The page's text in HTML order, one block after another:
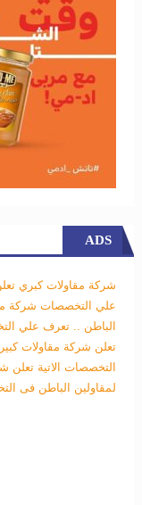
ADS
شركة مقاولات كبري
علي التخصصات شركة
الباطن .. تعرف علي
تعلن شركة مقاولات
التخصصات الاتية تعلن
لمقاولين الباطن فى